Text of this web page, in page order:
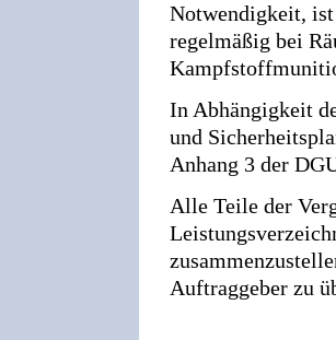
Notwendigkeit,
regelmäßig bei
In Abhängigkeit
und
Anhang 3 der
Alle Teile der
Auftraggeber zu